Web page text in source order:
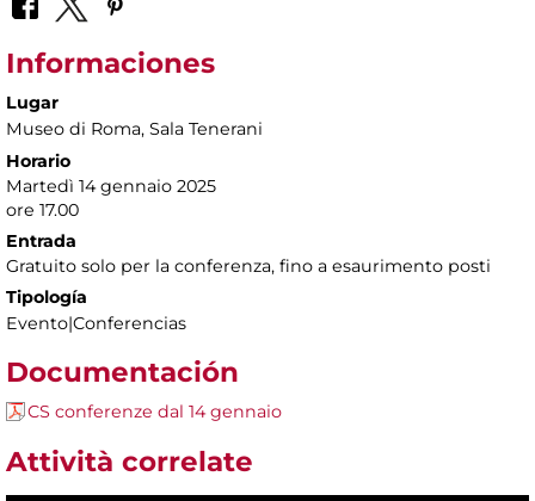
Informaciones
Lugar
Museo di Roma, Sala Tenerani
Horario
Martedì 14 gennaio 2025
ore 17.00
Entrada
Gratuito solo per la conferenza, fino a esaurimento posti
Tipología
Evento|Conferencias
Documentación
CS conferenze dal 14 gennaio
Attività correlate